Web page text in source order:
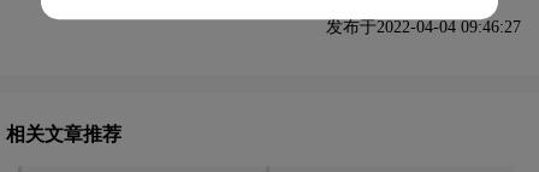
发布于2022-04-04 09:46:27
相关文章推荐